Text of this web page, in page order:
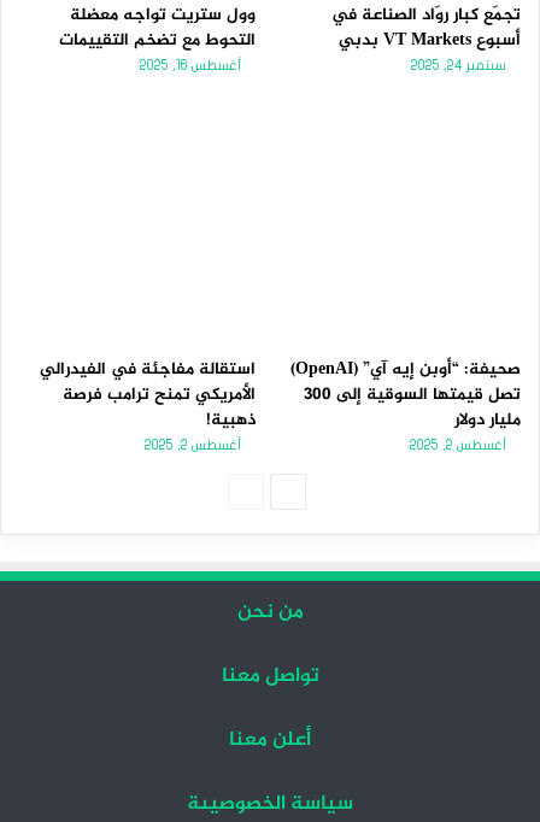
تجمّع كبار روّاد الصناعة في
أسبوع VT Markets بدبي
سبتمبر 24, 2025
وول ستريت تواجه معضلة
التحوط مع تضخم التقييمات
أغسطس 16, 2025
صحيفة: “أوبن إيه آي” (OpenAI)
تصل قيمتها السوقية إلى 300
مليار دولار
أغسطس 2, 2025
استقالة مفاجئة في الفيدرالي
الأمريكي تمنح ترامب فرصة
ذهبية!
أغسطس 2, 2025
من نحن
تواصل معنا
أعلن معنا
سياسة الخصوصيىة